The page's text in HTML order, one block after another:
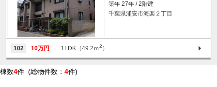
築年 27年 / 2階建
千葉県浦安市海楽２丁目
102 10万円 1LDK（49.2ｍ2 ）
棟数4件 (総物件数： 4件)